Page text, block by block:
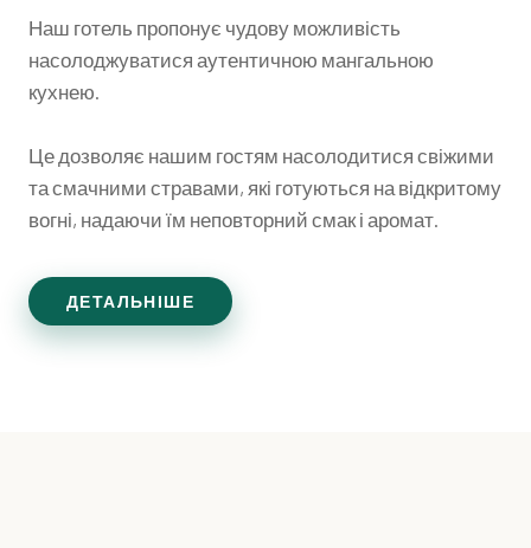
Наш готель пропонує чудову можливість
насолоджуватися аутентичною мангальною
кухнею.
Це дозволяє нашим гостям насолодитися свіжими
та смачними стравами, які готуються на відкритому
вогні, надаючи їм неповторний смак і аромат.
ДЕТАЛЬНІШЕ